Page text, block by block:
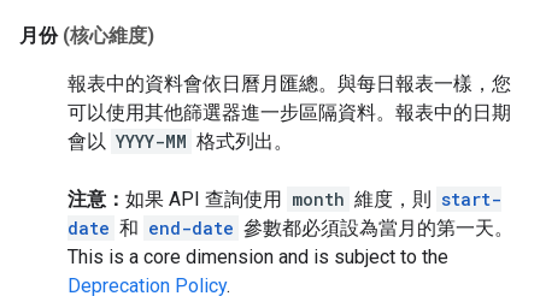
月份 (核心維度)
報表中的資料會依日曆月匯總。與每日報表一樣，您
可以使用其他篩選器進一步區隔資料。報表中的日期
會以 YYYY-MM 格式列出。
注意： 如果 API 查詢使用 month 維度，則 start-
date 和 end-date 參數都必須設為當月的第一天。
This is a core dimension and is subject to the
Deprecation Policy.